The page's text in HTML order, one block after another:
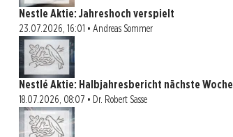
Nestle Aktie: Jahreshoch verspielt
23.07.2026, 16:01 • Andreas Sommer
Nestlé Aktie: Halbjahresbericht nächste Woche
18.07.2026, 08:07 • Dr. Robert Sasse